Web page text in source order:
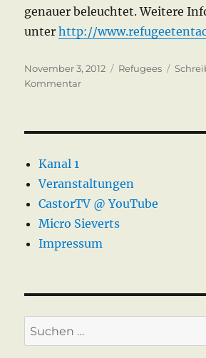
genauer beleuchtet. Weitere
unterhttp://
Veröffentlicht
am
November 3, 2012 Kategorien
Refugees
Kommentarzu
Kanal 1
Veranstaltungen
CastorTV @ YouTube
Micro Sieverts
Impressum
Suche
nach: